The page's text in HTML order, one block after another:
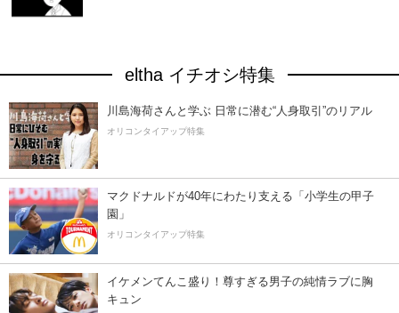
eltha イチオシ特集
川島海荷さんと学ぶ 日常に潜む“人身取引”のリアル
オリコンタイアップ特集
マクドナルドが40年にわたり支える「小学生の甲子
園」
オリコンタイアップ特集
イケメンてんこ盛り！尊すぎる男子の純情ラブに胸
キュン